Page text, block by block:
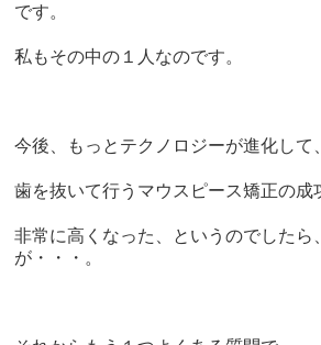
です。
私もその中の１人なのです。
今後、もっとテクノロジーが進化して、
歯を抜いて行うマウスピース矯正の成
非常に高くなった、というのでしたら
が・・・。